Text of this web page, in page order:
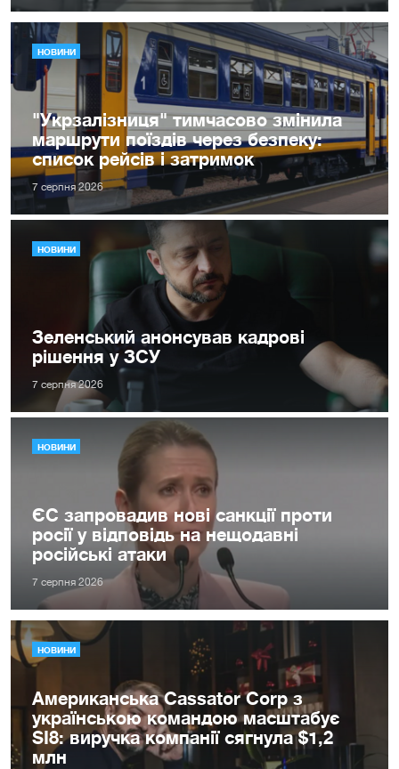
НОВИНИ
"Укрзалізниця" тимчасово змінила
маршрути поїздів через безпеку:
список рейсів і затримок
7 серпня 2026
НОВИНИ
Зеленський анонсував кадрові
рішення у ЗСУ
7 серпня 2026
НОВИНИ
ЄС запровадив нові санкції проти
росії у відповідь на нещодавні
російські атаки
7 серпня 2026
НОВИНИ
Американська Cassator Corp з
українською командою масштабує
SI8: виручка компанії сягнула $1,2
млн